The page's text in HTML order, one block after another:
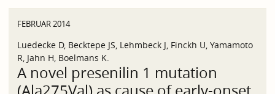
FEBRUAR 2014
Luedecke D, Becktepe JS, Lehmbeck J, Finckh U, Yamamoto
R, Jahn H, Boelmans K.
A novel presenilin 1 mutation